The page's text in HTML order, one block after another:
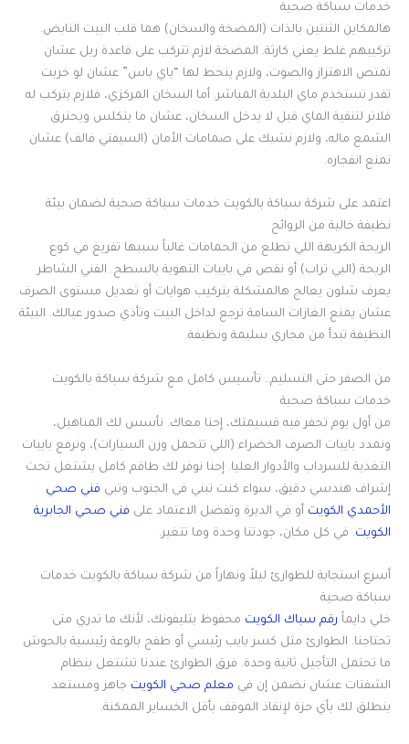
خدمات سباكة صحية
هالمكاين الثنتين بالذات (المضخة والسخان) هما قلب البيت النابض.
تركيبهم غلط يعني كارثة. المضخة لازم تتركب على قاعدة ربل عشان
تمتص الاهتزاز والصوت، ولازم ينحط لها “باي باس” عشان لو خربت
تقدر تستخدم ماي البلدية المباشر. أما السخان المركزي، فلازم يتركب له
فلاتر لتنقية الماي قبل لا يدخل السخان، عشان ما يتكلس ويحترق
الشمع ماله، ولازم نشيك على صمامات الأمان (السيفتي فالف) عشان
نمنع انفجاره.
اعتمد على شركة سباكة بالكويت خدمات سباكة صحية لضمان بيئة
نظيفة خالية من الروائح
الريحة الكريهة اللي تطلع من الحمامات غالباً سببها تفريغ في كوع
الريحة (البي تراب) أو نقص في بايبات التهوية بالسطح. الفني الشاطر
يعرف شلون يعالج هالمشكلة بتركيب هوايات أو تعديل مستوى الصرف
عشان يمنع الغازات السامة ترجع لداخل البيت وتأذي صدور عيالك. البيئة
النظيفة تبدأ من مجاري سليمة ونظيفة.
من الصفر حتى التسليم.. تأسيس كامل مع شركة سباكة بالكويت
خدمات سباكة صحية
من أول يوم تحفر فيه قسيمتك، إحنا معاك. نأسس لك المناهيل،
ونمدد بايبات الصرف الخضراء (اللي تتحمل وزن السيارات)، ونرفع بايبات
التغذية للسرداب والأدوار العليا. إحنا نوفر لك طاقم كامل يشتغل تحت
إشراف هندسي دقيق، سواء كنت تبني في الجنوب وتبي فني صحي
الأحمدي الكويت أو في الديرة وتفضل الاعتماد على فني صحي الجابرية
الكويت. في كل مكان، جودتنا وحدة وما تتغير.
أسرع استجابة للطوارئ ليلاً ونهاراً من شركة سباكة بالكويت خدمات
سباكة صحية
خلي دايماً رقم سباك الكويت محفوظ بتليفونك، لأنك ما تدري متى
تحتاجنا. الطوارئ مثل كسر بايب رئيسي أو طفح بالوعة رئيسية بالحوش
ما تحتمل التأجيل ثانية وحدة. فرق الطوارئ عندنا تشتغل بنظام
الشفتات عشان نضمن إن في معلم صحي الكويت جاهز ومستعد
ينطلق لك بأي حزة لإنقاذ الموقف بأقل الخساير الممكنة.